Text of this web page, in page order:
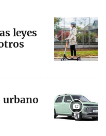
leyes
urbano